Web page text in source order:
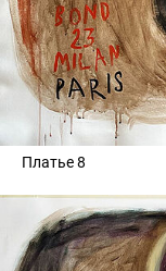
Платье 8